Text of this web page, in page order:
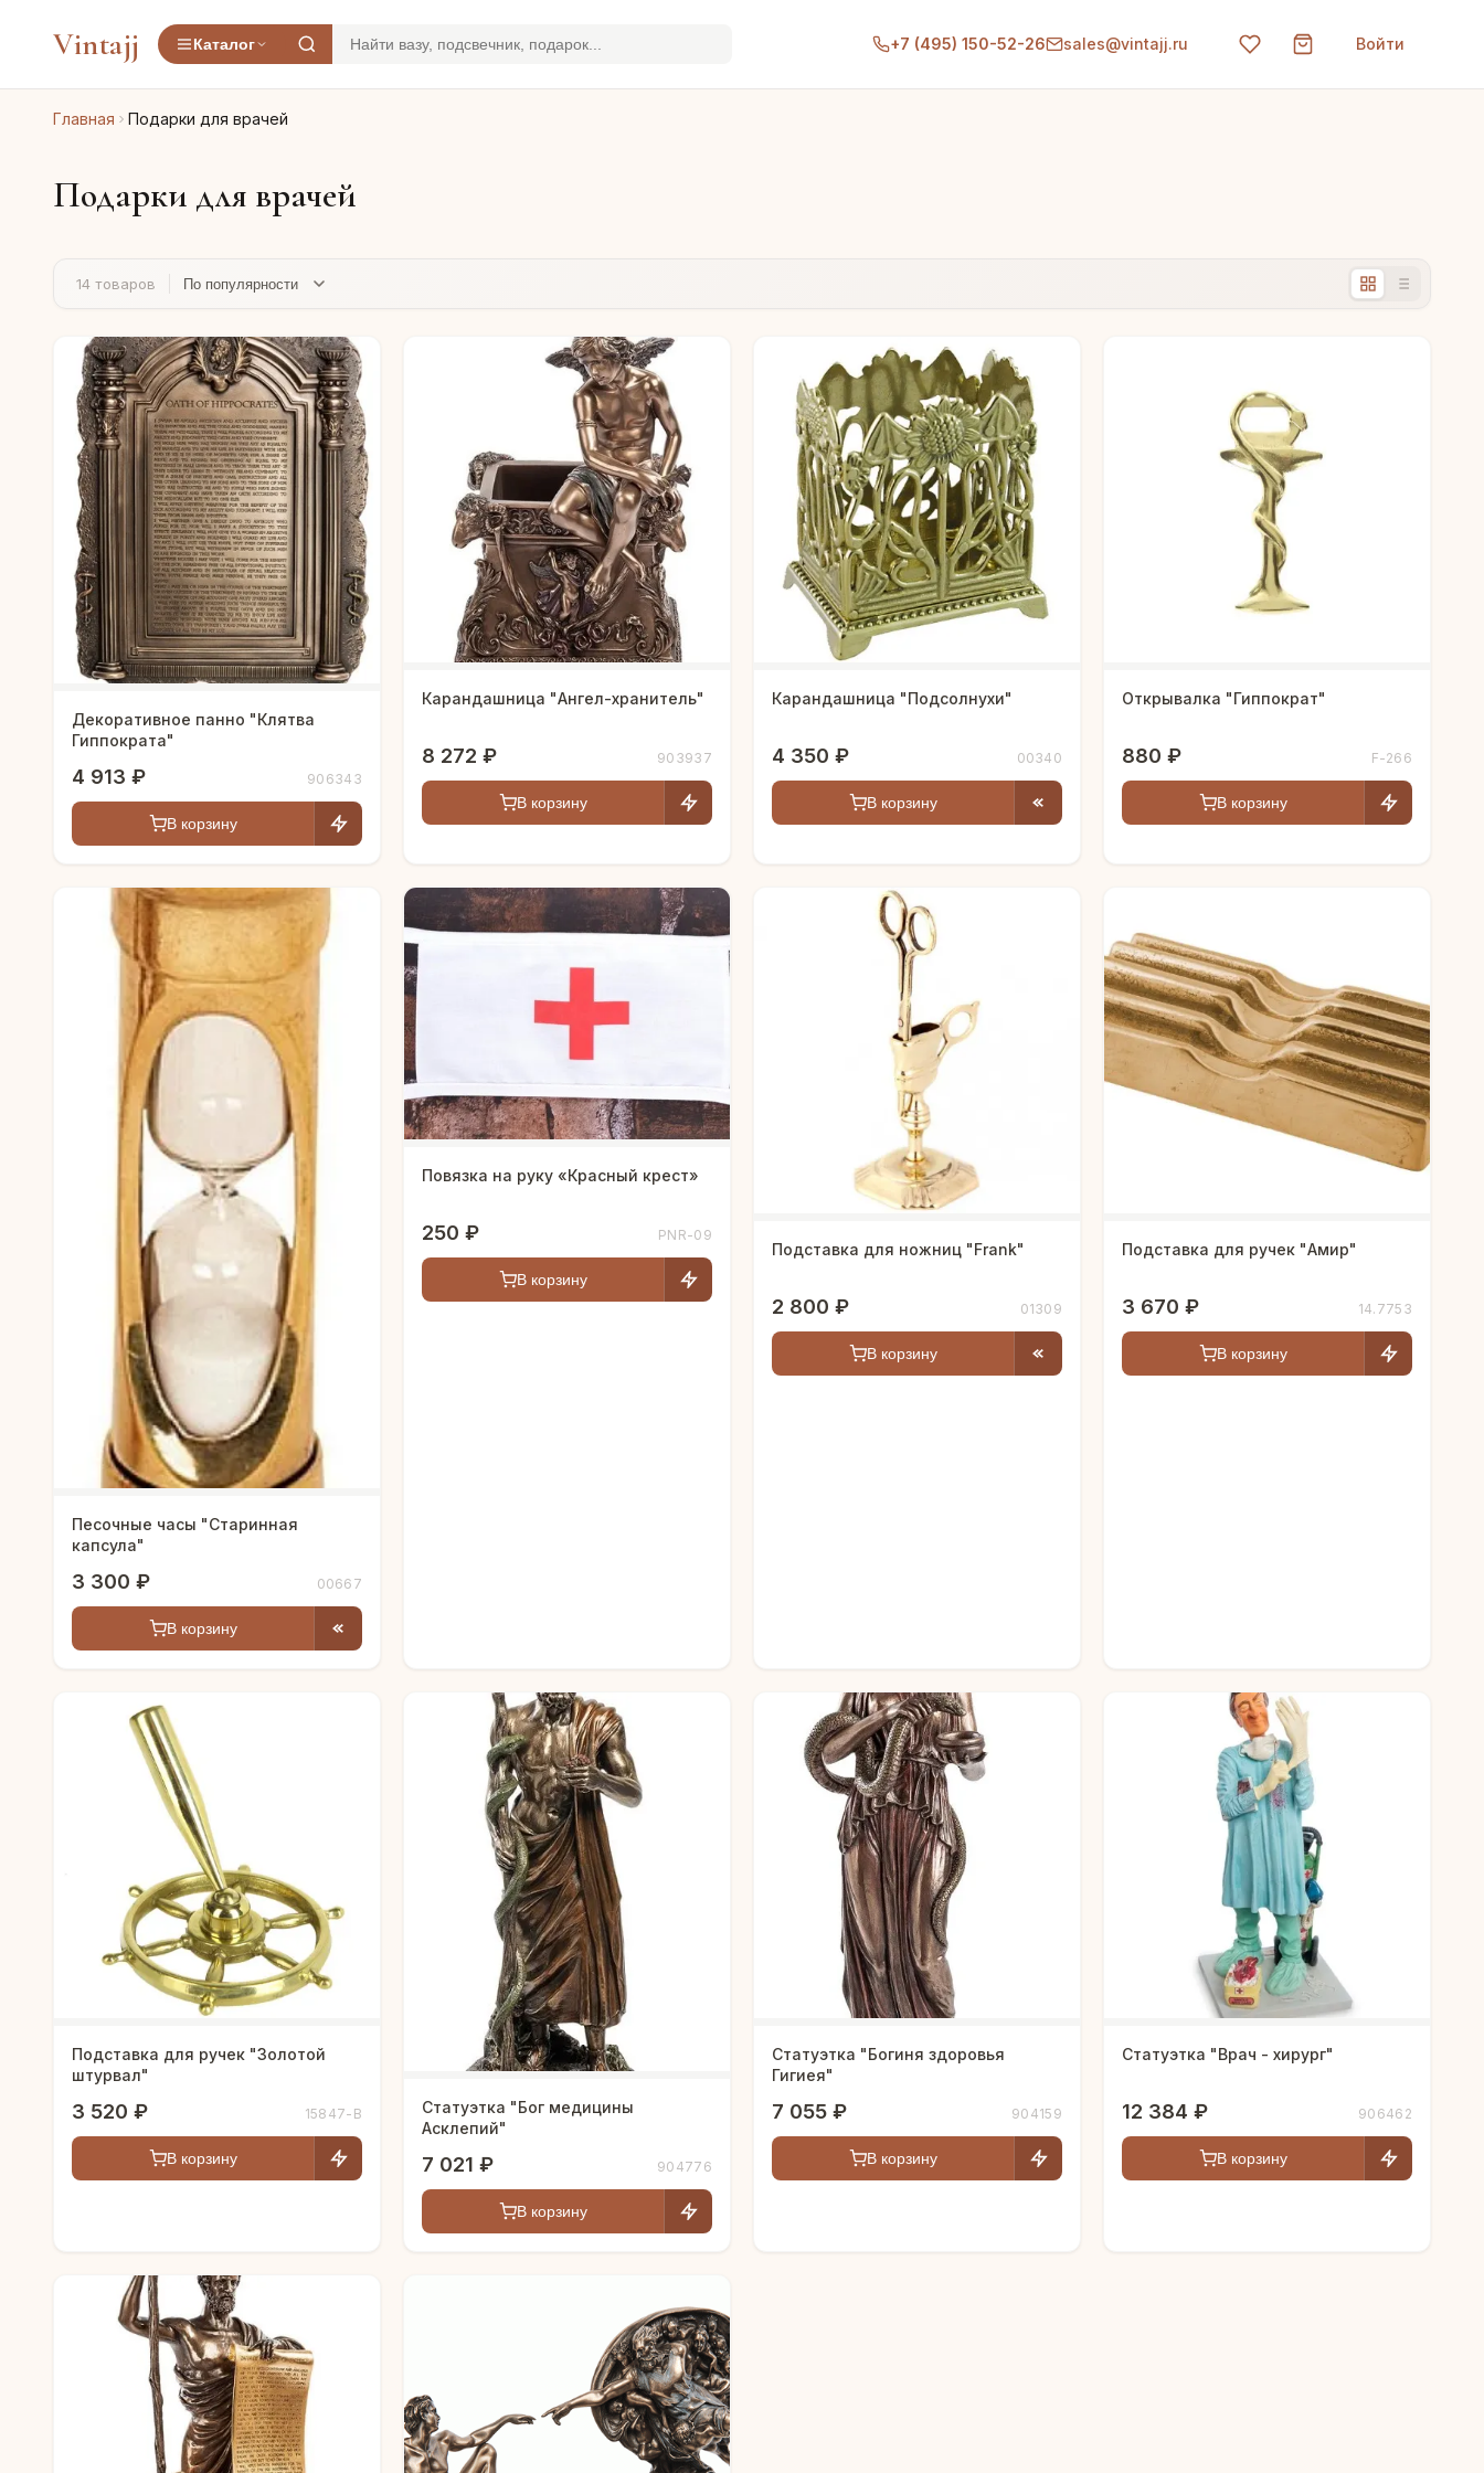
Vintajj Каталог +7 (495) 150-52-26 sales@vintajj.ru Войти
Главная Подарки для врачей
Подарки для врачей
14 товаров
Декоративное панно "Клятва
Гиппократа"
4 913 ₽ 906343
В корзину
Карандашница "Ангел-хранитель"
8 272 ₽ 903937
В корзину
Карандашница "Подсолнухи"
4 350 ₽ 00340
В корзину
Открывалка "Гиппократ"
880 ₽ F-266
В корзину
Песочные часы "Старинная
капсула"
3 300 ₽ 00667
В корзину
Повязка на руку «Красный крест»
250 ₽ PNR-09
В корзину
Подставка для ножниц "Frank"
2 800 ₽ 01309
В корзину
Подставка для ручек "Амир"
3 670 ₽ 14.7753
В корзину
Подставка для ручек "Золотой
штурвал"
3 520 ₽ 15847-В
В корзину
Статуэтка "Бог медицины
Асклепий"
7 021 ₽ 904776
В корзину
Статуэтка "Богиня здоровья
Гигиея"
7 055 ₽ 904159
В корзину
Статуэтка "Врач - хирург"
12 384 ₽ 906462
В корзину